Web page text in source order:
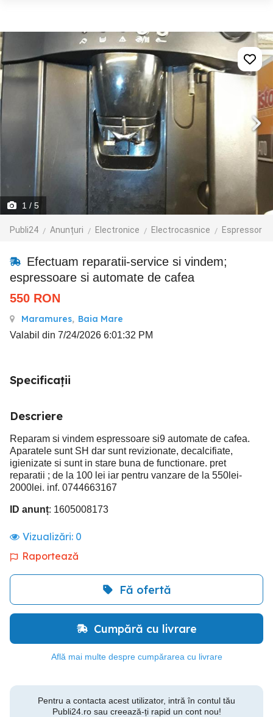
1 / 5
Publi24 Anunțuri Electronice Electrocasnice Espressor
Efectuam reparatii-service si vindem;
espressoare si automate de cafea
550 RON
Maramures, Baia Mare
Valabil din 7/24/2026 6:01:32 PM
Specificații
Descriere
Reparam si vindem espressoare si9 automate de cafea.
Aparatele sunt SH dar sunt revizionate, decalcifiate,
igienizate si sunt in stare buna de functionare. pret
reparatii ; de la 100 lei iar pentru vanzare de la 550lei-
2000lei. inf. 0744663167
ID anunț: 1605008173
Vizualizări: 0
Raportează
Fă ofertă
Cumpără cu livrare
Află mai multe despre cumpărarea cu livrare
Pentru a contacta acest utilizator, intră în contul tău
Publi24.ro sau creează-ți rapid un cont nou!